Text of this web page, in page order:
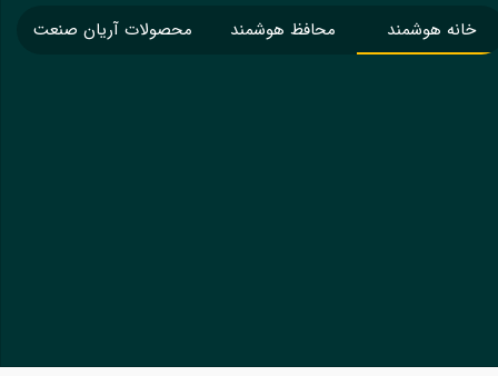
خانه هوشمند محافظ هوشمند محصولات آریان صنعت